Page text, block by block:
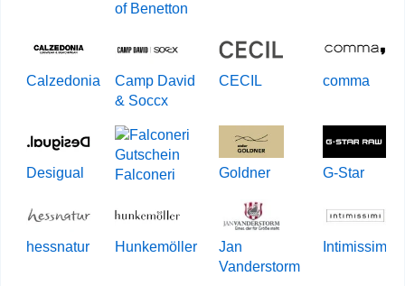
of Benetton
Calzedonia
Camp David
& Soccx
CECIL comma
Desigual Falconeri Goldner G-Star
hessnatur Hunkemöller
Jan
Vanderstorm
Intimissimi